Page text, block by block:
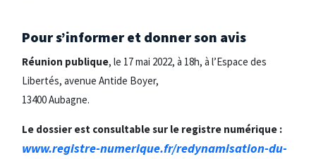
Pour s’informer et donner son avis
Réunion publique, le 17 mai 2022, à 18h, à l’Espace des
Libertés, avenue Antide Boyer,
13400 Aubagne.
Le dossier est consultable sur le registre numérique :
www.registre-numerique.fr/redynamisation-du-